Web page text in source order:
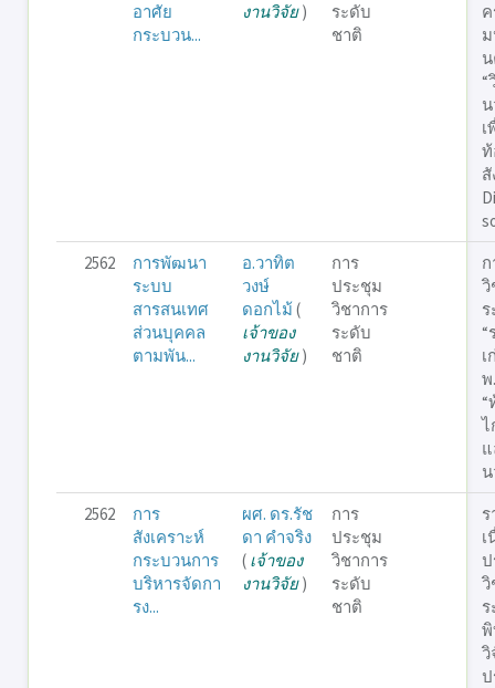
อาศัย
กระบวน...
งานวิจัย)
ระดับ
ชาติ
ค
“
2562
การพัฒนา
ระบบ
สารสนเทศ
ส่วนบุคคล
ตามพัน...
อ.วาทิต
วงษ์
ดอกไม้(
เจ้าของ
งานวิจัย)
การ
ประชุม
วิชาการ
ระดับ
ชาติ
วิ
“
เ
พ
“
ไ
2562
การ
สังเคราะห์
กระบวนการ
บริหารจัดกา
รง...
ผศ. ดร.รัช
ดา คำจริง
( เจ้าของ
งานวิจัย)
การ
ประชุม
วิชาการ
ระดับ
ชาติ
วิ
วิ
ป